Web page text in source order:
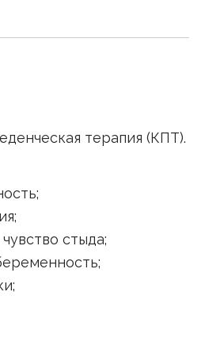
терапия (КПТ).
;
;
стыда;
;
;